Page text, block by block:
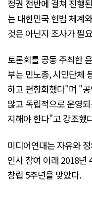
정권 전반에 걸쳐 진행
는 대한민국 헌법 체계
것은 아닌지 조사가 필
토론회를 공동 주최한
부는 민노총, 시민단체
하고 편향화했다"며 "
않고 독립적으로 운영
지해야 한다"고 강조했
미디어연대는 자유와
인사 참여 아래 2018년
창립 5주년을 맞았다.